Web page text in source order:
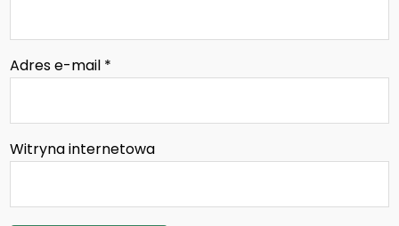
Adres e-mail *
Witryna internetowa